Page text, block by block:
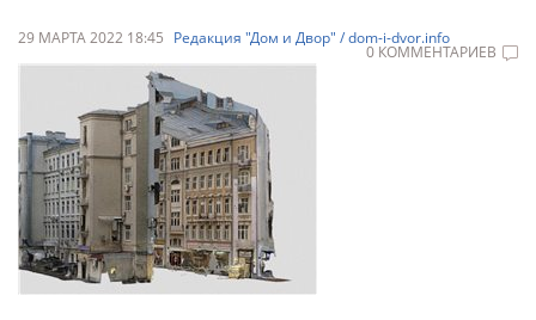
29 МАРТА 2022 18:45 Редакция "Дом и Двор" / dom-i-dvor.info
0 КОММЕНТАРИЕВ